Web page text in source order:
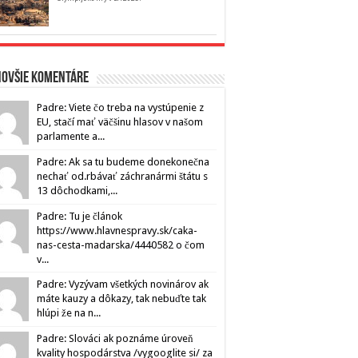
komentáre
Padre: Viete čo treba na vystúpenie z
EU, stačí mať väčšinu hlasov v našom
parlamente a...
Padre: Ak sa tu budeme donekonečna
nechať od.rbávať záchranármi štátu s
13 dôchodkami,...
Padre: Tu je článok
https://www.hlavnespravy.sk/caka-
nas-cesta-madarska/4440582 o čom
v...
Padre: Vyzývam všetkých novinárov ak
máte kauzy a dôkazy, tak nebuďte tak
hlúpi že na n...
Padre: Slováci ak poznáme úroveň
kvality hospodárstva /vygooglite si/ za